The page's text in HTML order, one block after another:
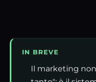
IN BREVE
Il marketing